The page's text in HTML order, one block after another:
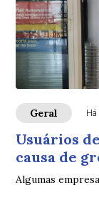
Geral Há
Usuários
causa de
Algumas